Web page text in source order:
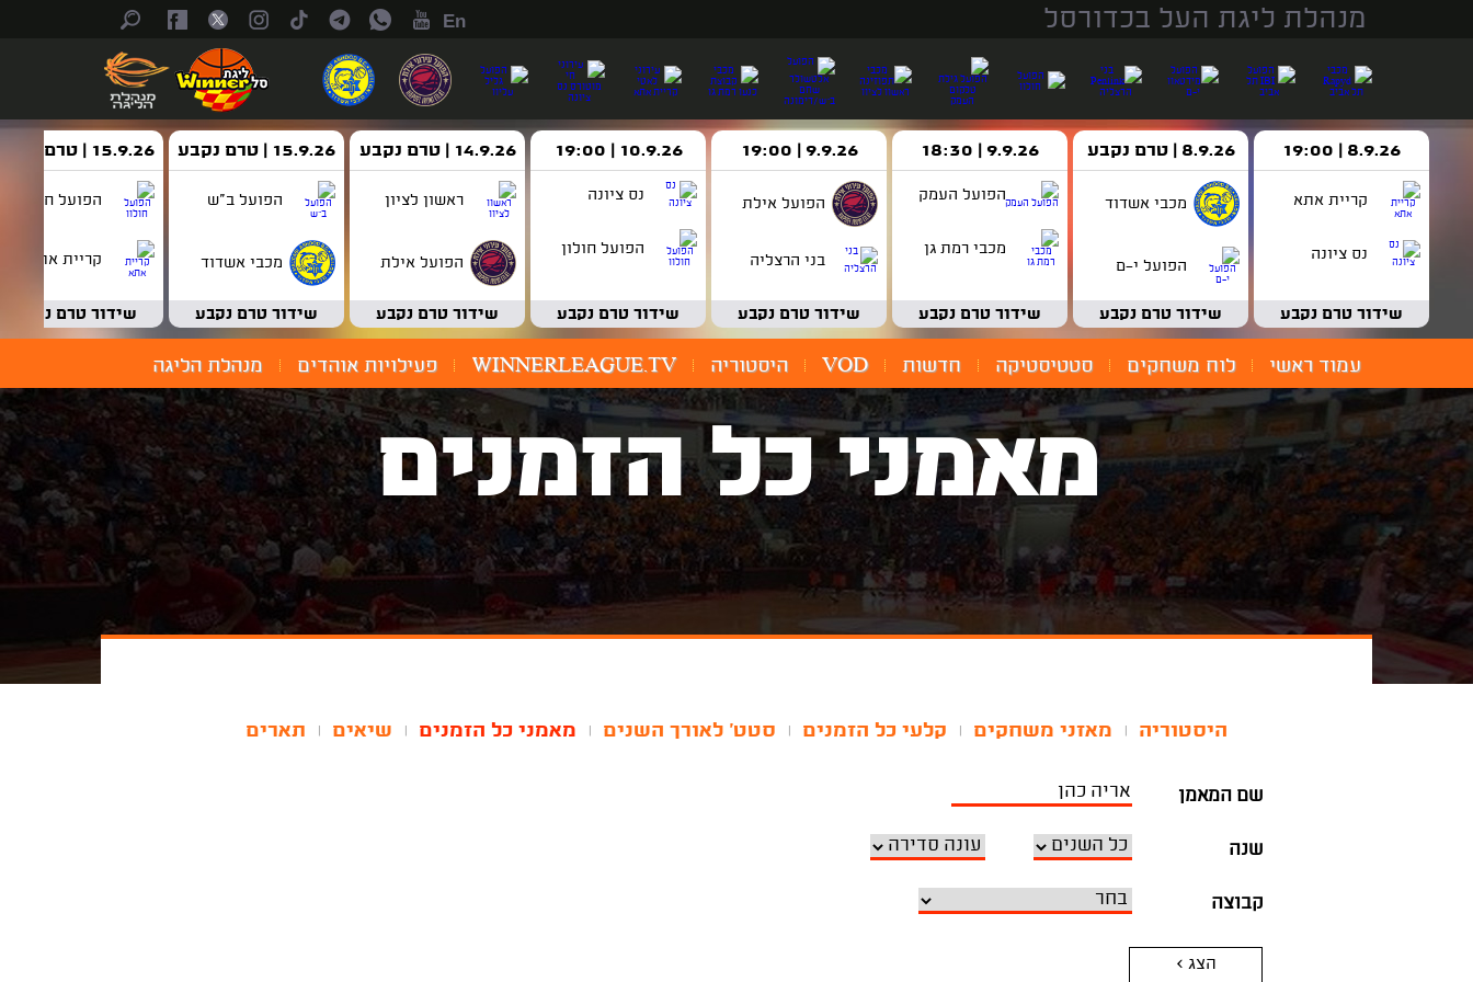
מנהלת ליגת העל בכדורסל En
8.9.26 | 19:00
קריית אתא
נס ציונה
שידור טרם נקבע
8.9.26 | טרם נקבע
מכבי אשדוד
הפועל י-ם
שידור טרם נקבע
9.9.26 | 18:30
הפועל העמק
מכבי רמת גן
שידור טרם נקבע
9.9.26 | 19:00
הפועל אילת
בני הרצליה
שידור טרם נקבע
10.9.26 | 19:00
נס ציונה
הפועל חולון
שידור טרם נקבע
14.9.26 | טרם נקבע
ראשון לציון
הפועל אילת
שידור טרם נקבע
15.9.26 | טרם נקבע
הפועל ב"ש
מכבי אשדוד
שידור טרם נקבע
15.9.26 | טרם נקבע
הפועל חולון
קריית אתא
שידור טרם נקבע
עמוד ראשי לוח משחקים סטטיסטיקה חדשות VOD היסטוריה WINNERLEAGUE.TV פעילויות אוהדים מנהלת הליגה
מאמני כל הזמנים
היסטוריה מאזני משחקים קלעי כל הזמנים סטט' לאורך השנים מאמני כל הזמנים שיאים תארים
שם המאמן
שנה
קבוצה
הצג >